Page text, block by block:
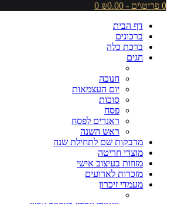
0 פריט\ים - ₪0.00
0
דף הבית
ברכונים
ברכת כלה
חגים
חנוכה
יום העצמאות
סוכות
פסח
ראנרים לפסח
ראש השנה
מדבקות שם לתחילת שנה
מוצרי חריטה
מזוזות בעיצוב אישי
מזכרות לארועים
מעמדי זיכרון